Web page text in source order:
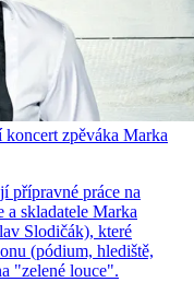
zpěváka Marka
přípravné práce na
skladatele Marka
Slodičák), které
(pódium, hlediště,
"zelené louce".